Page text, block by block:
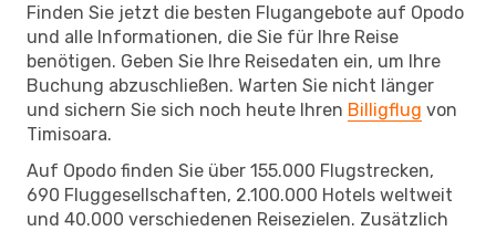
Finden Sie jetzt die besten Flugangebote auf Opodo
und alle Informationen, die Sie für Ihre Reise
benötigen. Geben Sie Ihre Reisedaten ein, um Ihre
Buchung abzuschließen. Warten Sie nicht länger
und sichern Sie sich noch heute Ihren Billigflug von
Timisoara.
Auf Opodo finden Sie über 155.000 Flugstrecken,
690 Fluggesellschaften, 2.100.000 Hotels weltweit
und 40.000 verschiedenen Reisezielen. Zusätzlich